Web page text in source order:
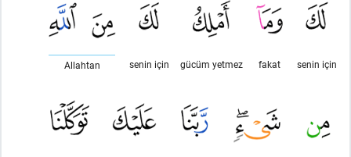
senin için
fakat
gücüm yetmez
senin için
Allahtan